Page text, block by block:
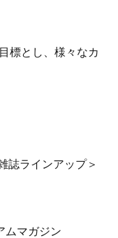
標とし、様々なカ
誌ラインアップ＞
ムマガジン